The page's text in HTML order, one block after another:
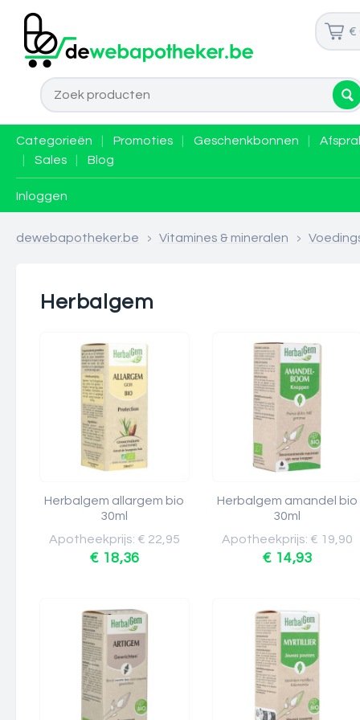
€
Categorieën Promoties Geschenkbonnen
Sales Blog
Inloggen
dewebapotheker.be > Vitamines & mineralen >
Herbalgem
Herbalgem allargem bio
30ml
Apotheekprijs: € 22,95
€ 18,36
Herbalgem amandel bio
30ml
Apotheekprijs: € 19,90
€ 14,93